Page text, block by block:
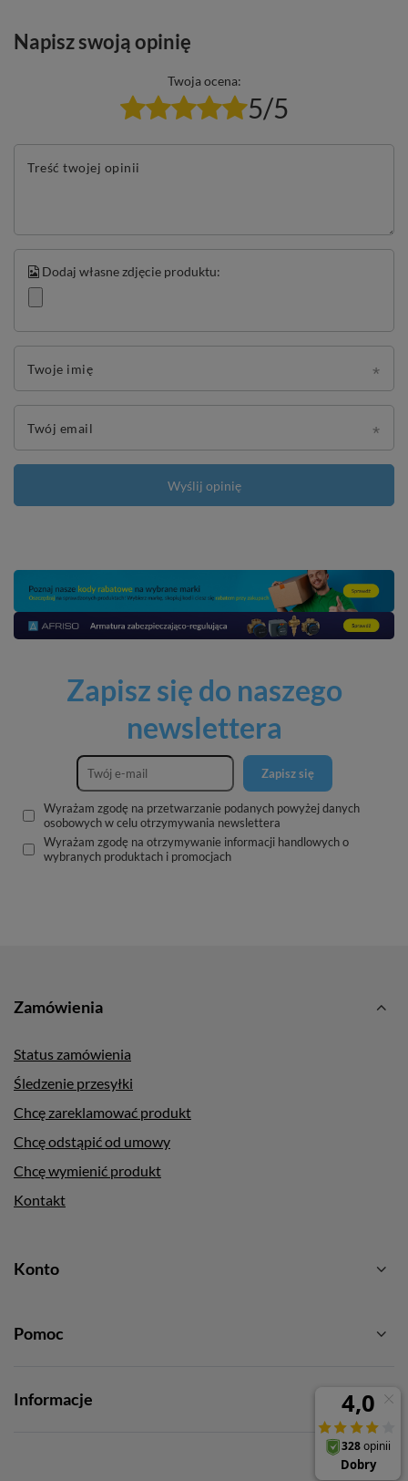
Napisz swoją opinię
Twoja ocena:
5/5
Treść twojej opinii
Dodaj własne zdjęcie produktu:
Twoje imię
Twój email
Wyślij opinię
Zapisz się do naszego
newslettera
Zapisz się
Wyrażam zgodę na przetwarzanie podanych powyżej danych
osobowych w celu otrzymywania newslettera
Wyrażam zgodę na otrzymywanie informacji handlowych o
wybranych produktach i promocjach
Zamówienia
Status zamówienia
Śledzenie przesyłki
Chcę zareklamować produkt
Chcę odstąpić od umowy
Chcę wymienić produkt
Kontakt
Konto
Pomoc
Informacje